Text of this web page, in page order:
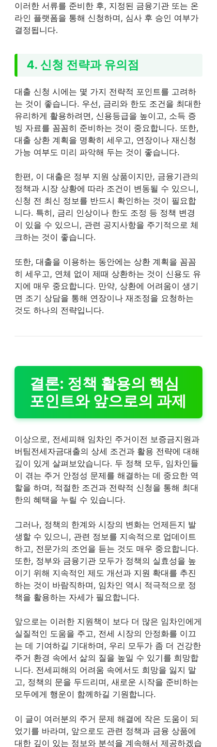
이러한 서류를 준비한 후, 지정된 금융기관 또는 온
라인 플랫폼을 통해 신청하며, 심사 후 승인 여부가
결정됩니다.
4. 신청 전략과 유의점
대출 신청 시에는 몇 가지 전략적 포인트를 고려하
는 것이 좋습니다. 우선, 금리와 한도 조건을 최대한
유리하게 활용하려면, 신용등급을 높이고, 소득 증
빙 자료를 꼼꼼히 준비하는 것이 중요합니다. 또한,
대출 상환 계획을 명확히 세우고, 연장이나 재신청
가능 여부도 미리 파악해 두는 것이 좋습니다.
한편, 이 대출은 정부 지원 상품이지만, 금융기관의
정책과 시장 상황에 따라 조건이 변동될 수 있으니,
신청 전 최신 정보를 반드시 확인하는 것이 필요합
니다. 특히, 금리 인상이나 한도 조정 등 정책 변경
이 있을 수 있으니, 관련 공지사항을 주기적으로 체
크하는 것이 좋습니다.
또한, 대출을 이용하는 동안에는 상환 계획을 꼼꼼
히 세우고, 연체 없이 제때 상환하는 것이 신용도 유
지에 매우 중요합니다. 만약, 상환에 어려움이 생기
면 조기 상담을 통해 연장이나 재조정을 요청하는
것도 하나의 전략입니다.
결론: 정책 활용의 핵심
포인트와 앞으로의 과제
이상으로, 전세피해 임차인 주거이전 보증금지원과
버팀전세자금대출의 상세 조건과 활용 전략에 대해
깊이 있게 살펴보았습니다. 두 정책 모두, 임차인들
이 겪는 주거 안정성 문제를 해결하는 데 중요한 역
할을 하며, 적절한 조건과 전략적 신청을 통해 최대
한의 혜택을 누릴 수 있습니다.
그러나, 정책의 한계와 시장의 변화는 언제든지 발
생할 수 있으니, 관련 정보를 지속적으로 업데이트
하고, 전문가의 조언을 듣는 것도 매우 중요합니다.
또한, 정부와 금융기관 모두가 정책의 실효성을 높
이기 위해 지속적인 제도 개선과 지원 확대를 추진
하는 것이 바람직하며, 임차인 역시 적극적으로 정
책을 활용하는 자세가 필요합니다.
앞으로는 이러한 지원책이 보다 더 많은 임차인에게
실질적인 도움을 주고, 전세 시장의 안정화를 이끄
는 데 기여하길 기대하며, 우리 모두가 좀 더 건강한
주거 환경 속에서 삶의 질을 높일 수 있기를 희망합
니다. 전세피해의 어려움 속에서도 희망을 잃지 말
고, 정책의 문을 두드리며, 새로운 시작을 준비하는
모두에게 행운이 함께하길 기원합니다.
이 글이 여러분의 주거 문제 해결에 작은 도움이 되
었기를 바라며, 앞으로도 관련 정책과 금융 상품에
대한 깊이 있는 정보와 분석을 계속해서 제공하겠습